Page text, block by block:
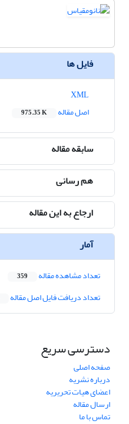
فایل ها
اصل مقاله
975.35 K
سابقه مقاله
هم رسانی
ارجاع به این مقاله
آمار
تعداد مشاهده مقاله 359
تعداد دریافت فایل اصل مقاله
دسترسی سریع
صفحه اصلی
درباره نشریه
اعضای هیات تحریریه
ارسال مقاله
تماس با ما